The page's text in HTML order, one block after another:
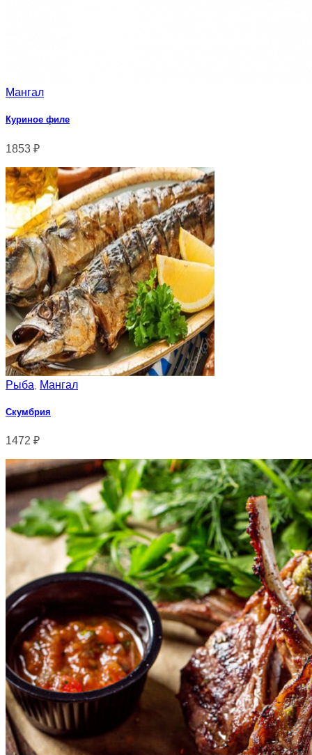
Мангал
Куриное филе
1853 ₽
Рыба Мангал
Скумбрия
1472 ₽